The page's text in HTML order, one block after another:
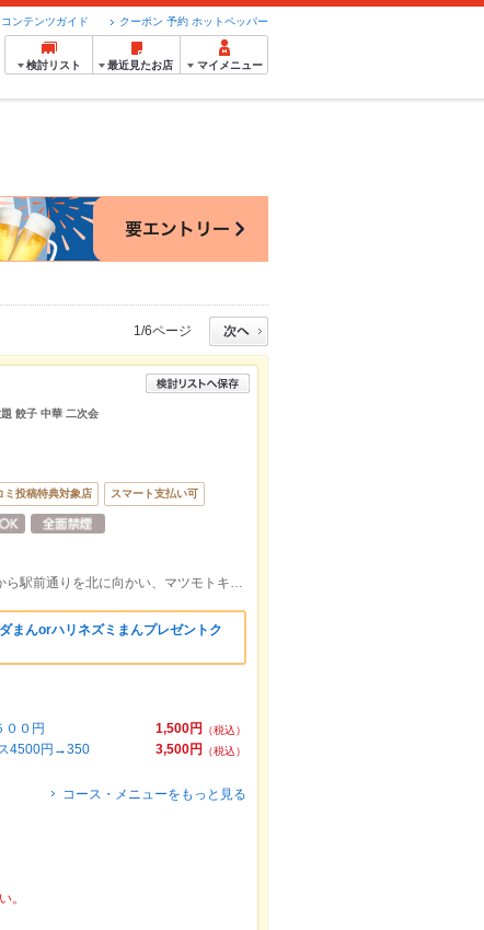
クーポン 予約 ホットペッパー
コンテンツガイド
検討リスト 最近見たお店 マイメニュー
1/6ページ
餃子 中華 二次会
ミ投稿特典対象店 スマート支払い可
地下鉄南北線すすきの駅 徒歩1分 1番出口から駅前通りを北に向かい、マツモトキヨシさんの角を右折 G-DAININGビル2階
まんorハリネズミまんプレゼントク
1,500円
（税込）
００円
3,500円
（税込）
ス4500円→350
コース・メニューをもっと見る
。